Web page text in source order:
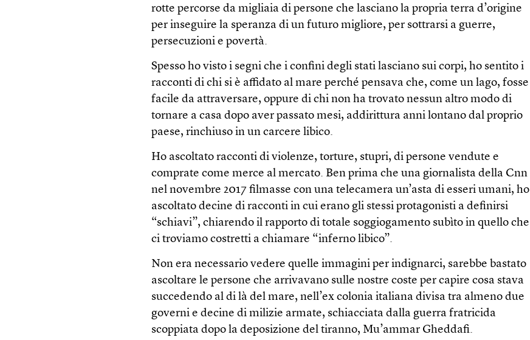
rotte percorse da migliaia di persone che lasciano la propria terra d’origine
per inseguire la speranza di un futuro migliore, per sottrarsi a guerre,
persecuzioni e povertà.
Spesso ho visto i segni che i confini degli stati lasciano sui corpi, ho sentito i
racconti di chi si è affidato al mare perché pensava che, come un lago, fosse
facile da attraversare, oppure di chi non ha trovato nessun altro modo di
tornare a casa dopo aver passato mesi, addirittura anni lontano dal proprio
paese, rinchiuso in un carcere libico.
Ho ascoltato racconti di violenze, torture, stupri, di persone vendute e
comprate come merce al mercato. Ben prima che una giornalista della Cnn
nel novembre 2017 filmasse con una telecamera un’asta di esseri umani, ho
ascoltato decine di racconti in cui erano gli stessi protagonisti a definirsi
“schiavi”, chiarendo il rapporto di totale soggiogamento subìto in quello che
ci troviamo costretti a chiamare “inferno libico”.
Non era necessario vedere quelle immagini per indignarci, sarebbe bastato
ascoltare le persone che arrivavano sulle nostre coste per capire cosa stava
succedendo al di là del mare, nell’ex colonia italiana divisa tra almeno due
governi e decine di milizie armate, schiacciata dalla guerra fratricida
scoppiata dopo la deposizione del tiranno, Mu’ammar Gheddafi.